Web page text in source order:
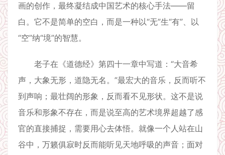
画的创作，最终凝结成中国艺术的核心手法——留
白。它不是简单的空白，而是一种以“无”生“有”、以
“空”纳“境”的智慧。
老子在《道德经》第四十一章中写道：“大音希
声，大象无形，道隐无名。”最宏大的音乐，反而听不
到声响；最壮阔的形象，反而看不见形状。这不是说
音乐和形象不存在，而是说至高的艺术境界超越了感
官的直接捕捉，需要用心去体悟。就像一个人站在山
谷中，万籁俱寂时反而能听见天地呼吸的声音；面对